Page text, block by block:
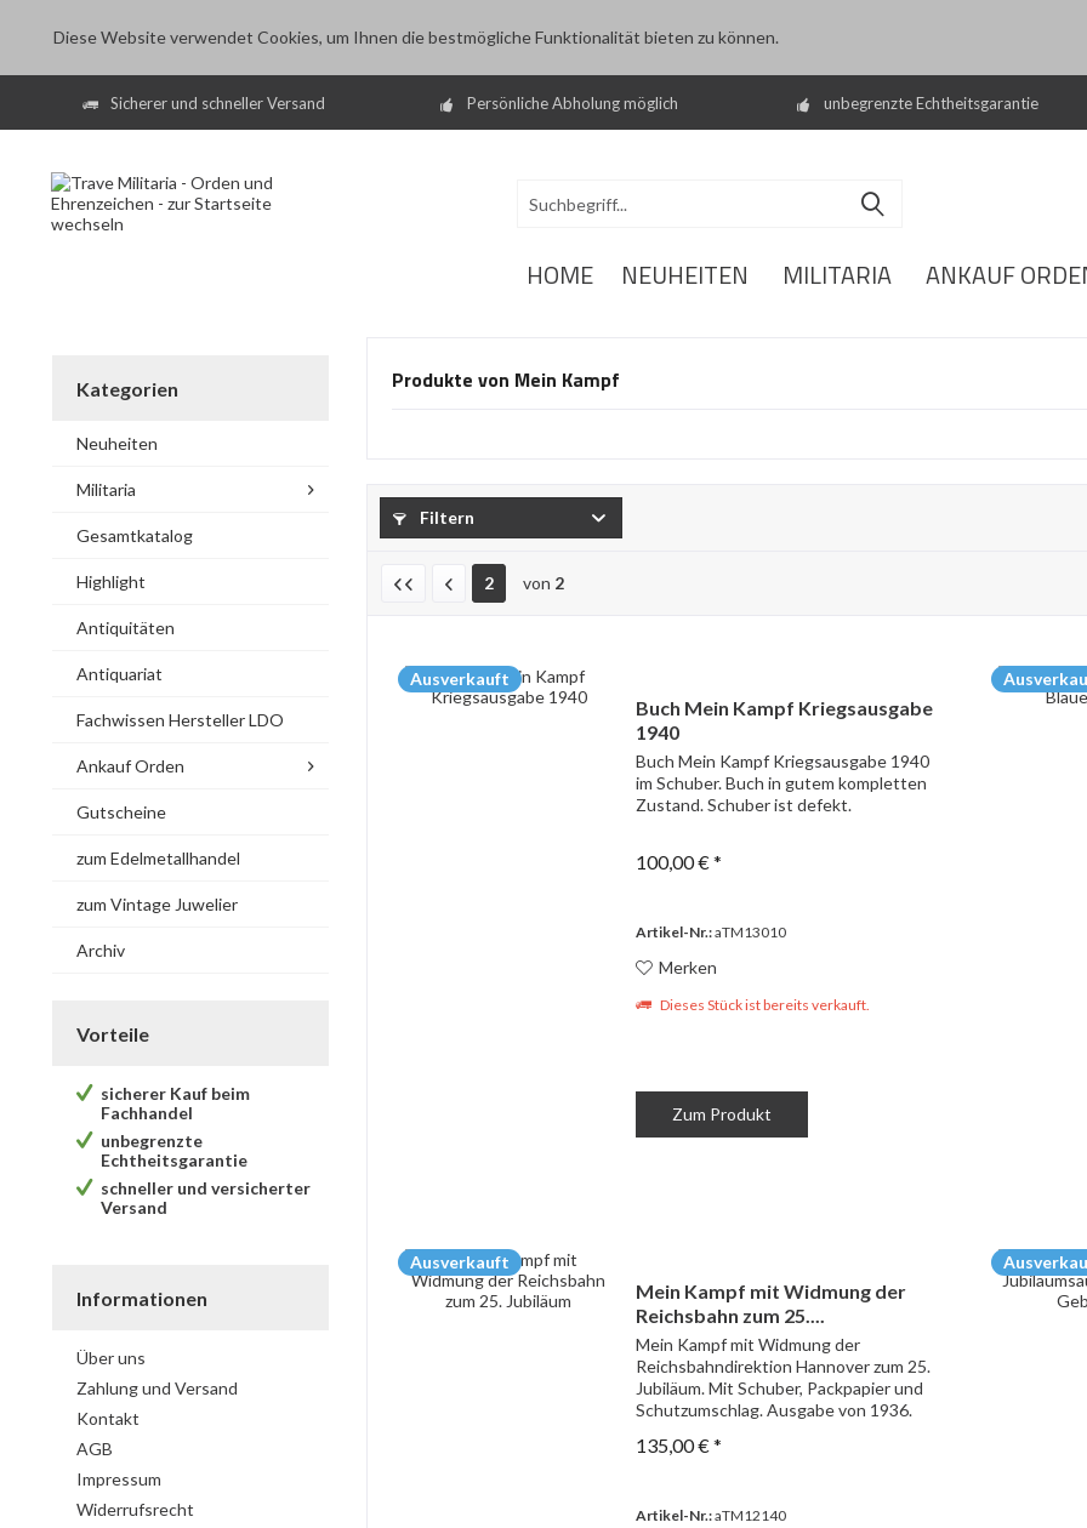
Diese Website verwendet Cookies, um Ihnen die bestmögliche Funktionalität bieten zu können.
Sicherer und schneller Versand Persönliche Abholung möglich unbegrenzte Echtheitsgarantie
HOME NEUHEITEN MILITARIA ANKAUF
Kategorien
Neuheiten
Militaria
Gesamtkatalog
Highlight
Antiquitäten
Antiquariat
Fachwissen Hersteller LDO
Ankauf Orden
Gutscheine
zum Edelmetallhandel
zum Vintage Juwelier
Archiv
Vorteile
sicherer Kauf beim
Fachhandel
unbegrenzte
Echtheitsgarantie
schneller und versicherter
Versand
Informationen
Über uns
Zahlung und Versand
Kontakt
AGB
Impressum
Widerrufsrecht
Produkte von Mein Kampf
Filtern
2 von 2
Ausverkauft
Buch Mein Kampf Kriegsausgabe
1940
Buch Mein Kampf Kriegsausgabe 1940
im Schuber. Buch in gutem kompletten
Zustand. Schuber ist defekt.
100,00 € *
Artikel-Nr.:aTM13010
Merken
Dieses Stück ist bereits verkauft.
Zum Produkt
Ausverkauft
Mein Kampf mit Widmung der
Reichsbahn zum 25....
Mein Kampf mit Widmung der
Reichsbahndirektion Hannover zum 25.
Jubiläum. Mit Schuber, Packpapier und
Schutzumschlag. Ausgabe von 1936.
135,00 € *
Artikel-Nr.:aTM12140